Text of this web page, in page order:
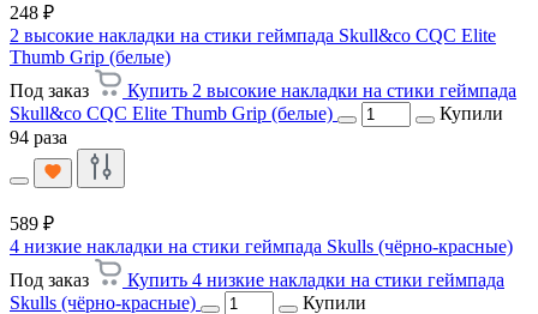
248 ₽
2 высокие накладки на стики геймпада Skull&co CQC Elite
Thumb Grip (белые)
Под заказ
Купить 2 высокие накладки на стики геймпада
Skull&co CQC Elite Thumb Grip (белые)
Купили
94 раза
589 ₽
4 низкие накладки на стики геймпада Skulls (чёрно-красные)
Под заказ
Купить 4 низкие накладки на стики геймпада
Skulls (чёрно-красные)
Купили